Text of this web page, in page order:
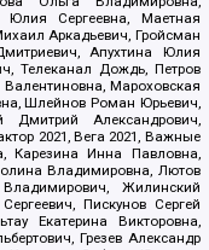
Сергеевна, Маетная
Аркадьевич, Гройсман
Апухтина Юлия
Телеканал Дождь, Петров
Мароховская
Шлейнов Роман Юрьевич,
Дмитрий Александрович,
2021, Вега 2021, Важные
Карезина Инна Павловна,
Владимировна, Лютов
Жилинский
Пискунов Сергей
Екатерина Викторовна,
Грезев Александр